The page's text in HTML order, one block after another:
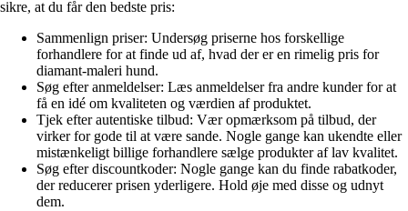
sikre, at du får den bedste pris:
Sammenlign priser: Undersøg priserne hos forskellige
forhandlere for at finde ud af, hvad der er en rimelig pris for
diamant-maleri hund.
Søg efter anmeldelser: Læs anmeldelser fra andre kunder for at
få en idé om kvaliteten og værdien af produktet.
Tjek efter autentiske tilbud: Vær opmærksom på tilbud, der
virker for gode til at være sande. Nogle gange kan ukendte eller
mistænkeligt billige forhandlere sælge produkter af lav kvalitet.
Søg efter discountkoder: Nogle gange kan du finde rabatkoder,
der reducerer prisen yderligere. Hold øje med disse og udnyt
dem.